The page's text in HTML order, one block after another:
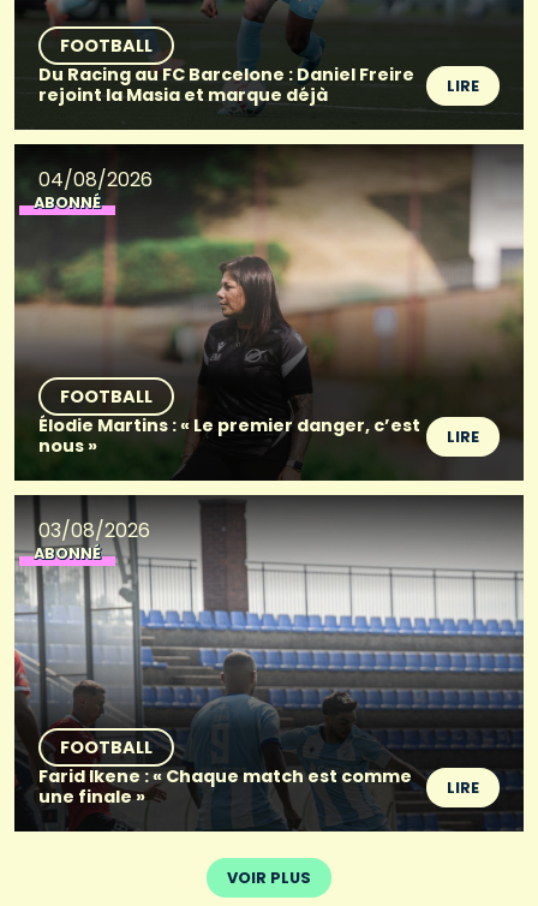
FOOTBALL
Du Racing au FC Barcelone : Daniel Freire
rejoint la Masia et marque déjà
LIRE
04/08/2026
ABONNÉ
FOOTBALL
Élodie Martins : « Le premier danger, c’est
nous »
LIRE
03/08/2026
ABONNÉ
FOOTBALL
Farid Ikene : « Chaque match est comme
une finale »
LIRE
VOIR PLUS